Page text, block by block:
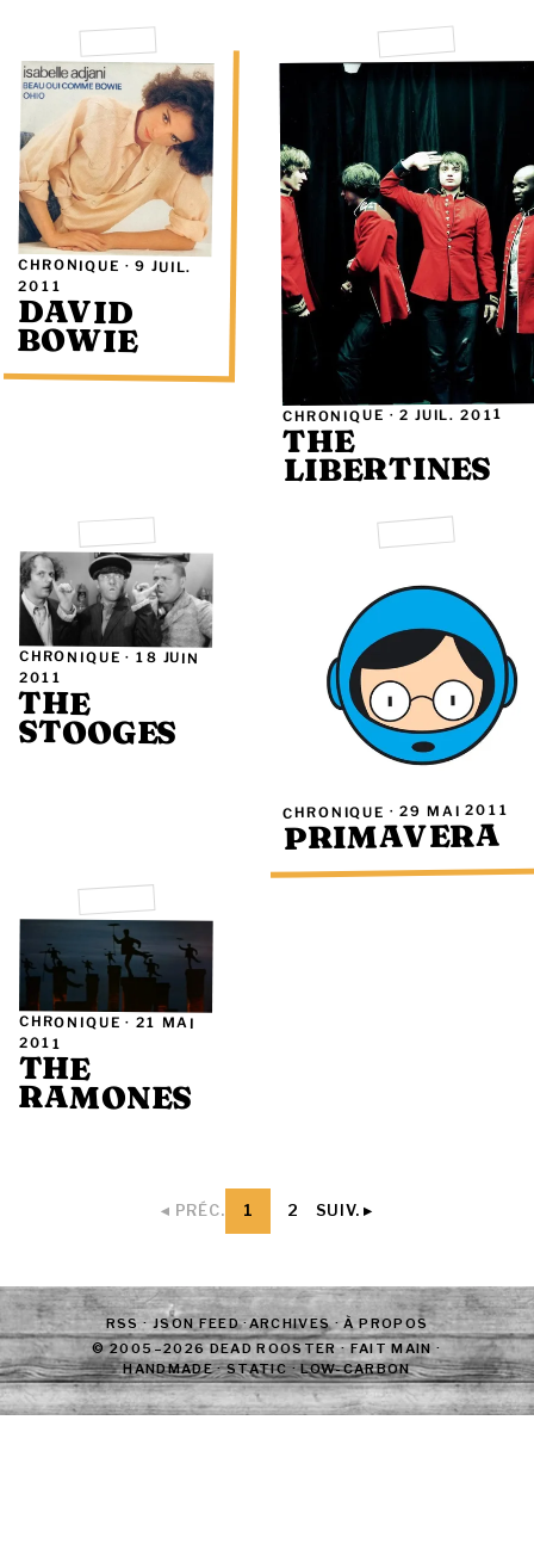
CHRONIQUE ·9 JUIL.
2011
DAVID
BOWIE
CHRONIQUE ·2 JUIL. 2011
THE
LIBERTINES
CHRONIQUE ·18 JUIN
2011
THE
STOOGES
CHRONIQUE ·29 MAI 2011
PRIMAVERA
CHRONIQUE ·21 MAI
2011
THE
RAMONES
◂ PRÉC. 1 2 SUIV. ▸
RSS·JSON FEED·ARCHIVES·À PROPOS
© 2005–2026 DEAD ROOSTER · FAIT MAIN ·
HANDMADE · STATIC · LOW-CARBON